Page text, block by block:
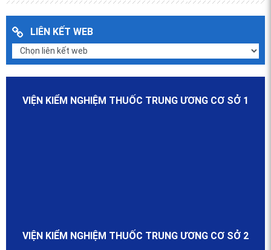
LIÊN KẾT WEB
VIỆN KIỂM NGHIỆM THUỐC TRUNG ƯƠNG CƠ SỞ 1
VIỆN KIỂM NGHIỆM THUỐC TRUNG ƯƠNG CƠ SỞ 2